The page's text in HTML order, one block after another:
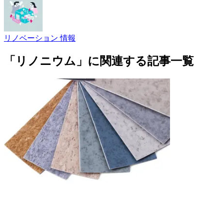
リノベーション 情報
「リノニウム」に関連する記事一覧